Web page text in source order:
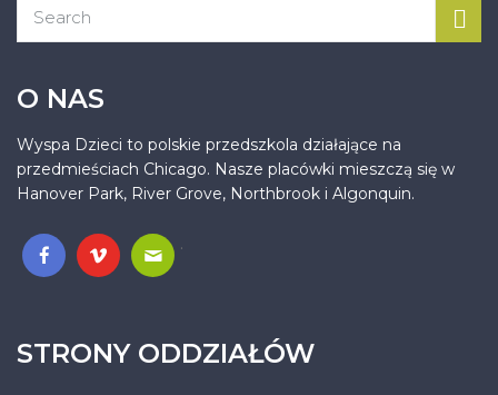
O NAS
Wyspa Dzieci to polskie przedszkola działające na
przedmieściach Chicago. Nasze placówki mieszczą się w
Hanover Park, River Grove, Northbrook i Algonquin.
.
STRONY ODDZIAŁÓW